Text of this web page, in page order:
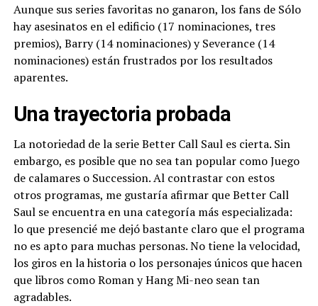
Aunque sus series favoritas no ganaron, los fans de Sólo
hay asesinatos en el edificio (17 nominaciones, tres
premios), Barry (14 nominaciones) y Severance (14
nominaciones) están frustrados por los resultados
aparentes.
Una trayectoria probada
La notoriedad de la serie Better Call Saul es cierta. Sin
embargo, es posible que no sea tan popular como Juego
de calamares o Succession. Al contrastar con estos
otros programas, me gustaría afirmar que Better Call
Saul se encuentra en una categoría más especializada:
lo que presencié me dejó bastante claro que el programa
no es apto para muchas personas. No tiene la velocidad,
los giros en la historia o los personajes únicos que hacen
que libros como Roman y Hang Mi-neo sean tan
agradables.